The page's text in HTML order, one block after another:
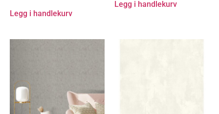
Legg i handlekurv
Legg i handlekurv